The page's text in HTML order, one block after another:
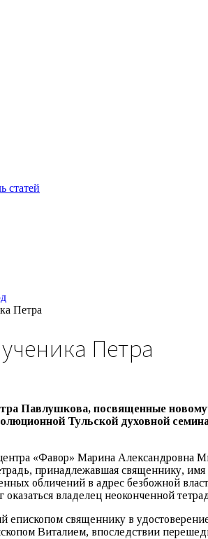
статей
Петра
Петра
Павлушкова, посвященные
Тульской духовной
«Фавор» Марина Александровна
принадлежавшая священнику, имя
обличений в адрес безбожной
владелец неоконченной
священнику в
Виталием, впоследствии